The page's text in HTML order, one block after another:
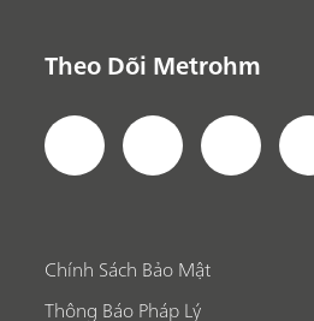
Theo Dõi Metrohm
Chính Sách Bảo Mật
Thông Báo Pháp Lý